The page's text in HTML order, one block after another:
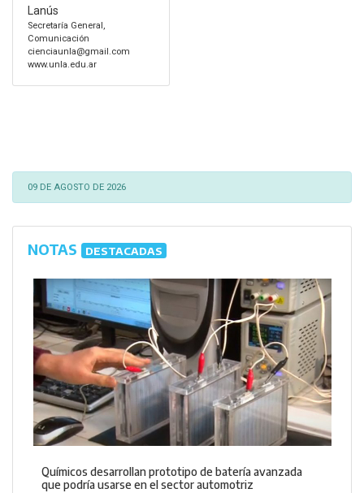
Lanús
Secretaría General,
Comunicación
cienciaunla@gmail.com
www.unla.edu.ar
09 DE AGOSTO DE 2026
NOTAS DESTACADAS
Químicos desarrollan prototipo de batería avanzada
que podría usarse en el sector automotriz